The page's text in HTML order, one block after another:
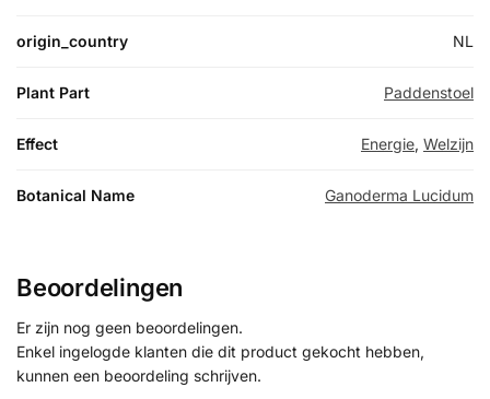
origin_country NL
Plant Part Paddenstoel
Effect Energie, Welzijn
Botanical Name Ganoderma Lucidum
Beoordelingen
Er zijn nog geen beoordelingen.
Enkel ingelogde klanten die dit product gekocht hebben,
kunnen een beoordeling schrijven.